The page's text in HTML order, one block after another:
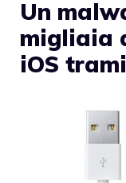
Un
migliaia
iOS